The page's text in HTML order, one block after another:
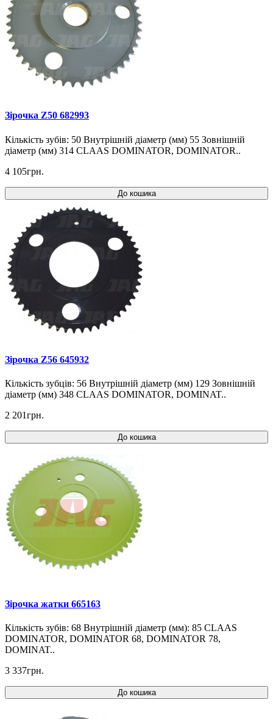
Зірочка Z50 682993
Кількість зубів: 50 Внутрішній діаметр (мм) 55 Зовнішній
діаметр (мм) 314 CLAAS DOMINATOR, DOMINATOR..
4 105грн.
До кошика
Зірочка Z56 645932
Кількість зубців: 56 Внутрішній діаметр (мм) 129 Зовнішній
діаметр (мм) 348 CLAAS DOMINATOR, DOMINAT..
2 201грн.
До кошика
Зірочка жатки 665163
Кількість зубів: 68 Внутрішній діаметр (мм): 85 CLAAS
DOMINATOR, DOMINATOR 68, DOMINATOR 78,
DOMINAT..
3 337грн.
До кошика